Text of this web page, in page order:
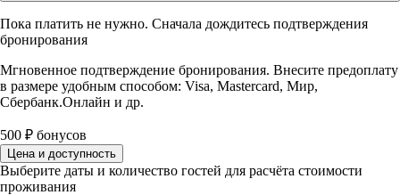
Пока платить не нужно. Сначала дождитесь подтверждения
бронирования
Мгновенное подтверждение бронирования. Внесите предоплату
в размере удобным способом: Visa, Mastercard, Мир,
Сбербанк.Онлайн и др.
500 ₽ бонусов
Цена и доступность
Выберите даты и количество гостей для расчёта стоимости
проживания